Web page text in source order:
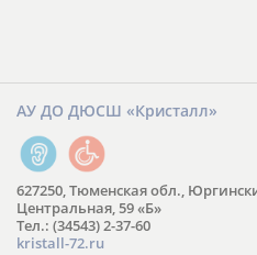
АУ ДО ДЮСШ «Кристалл»
627250, Тюменская обл.,
Центральная, 59 «Б»
Тел.: (34543) 2-37-60
kristall-72.ru